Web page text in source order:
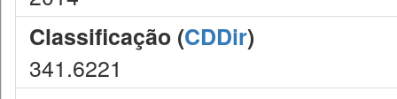
Classificação (CDDir)
341.6221